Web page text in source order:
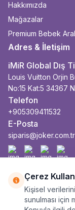
Hakkımızda
Mağazalar
Premium Bebek
Adres & İletişim
iMiR Global Dış
Louis Vuitton Orjin
No:15 Kat:5 34367
Telefon
+905309411532
E-Posta
siparis@joker.com.tr
Facebook
İnstagram
Çerez
Kişisel
sunulması için